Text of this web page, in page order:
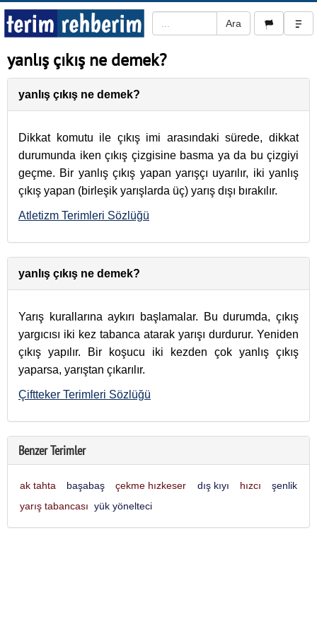
yanlış çıkış ne demek?
yanlış çıkış ne demek?
Dikkat komutu ile çıkış imi arasındaki sürede, dikkat
durumunda iken çıkış çizgisine basma ya da bu çizgiyi
geçme. Bir yanlış çıkış yapan yarışçı uyarılır, iki yanlış
çıkış yapan (birleşik yarışlarda üç) yarış dışı bırakılır.
Atletizm Terimleri Sözlüğü
yanlış çıkış ne demek?
Yarış kurallarına aykırı başlamalar. Bu durumda, çıkış
yargıcısı iki kez tabanca atarak yarışı durdurur. Yeniden
çıkış yapılır. Bir koşucu iki kezden çok yanlış çıkış
yaparsa, yarıştan çıkarılır.
Çiftteker Terimleri Sözlüğü
Benzer Terimler
ak tahta başabaş çekme hızkeser dış kıyı hızcı
şenlik
yarış tabancası yük yönelteci